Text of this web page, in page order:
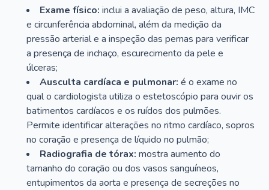
Exame físico: inclui a avaliação de peso, altura, IMC
e circunferência abdominal, além da medição da
pressão arterial e a inspeção das pernas para verificar
a presença de inchaço, escurecimento da pele e
úlceras;
Ausculta cardíaca e pulmonar: é o exame no
qual o cardiologista utiliza o estetoscópio para ouvir os
batimentos cardíacos e os ruídos dos pulmões.
Permite identificar alterações no ritmo cardíaco, sopros
no coração e presença de líquido no pulmão;
Radiografia de tórax: mostra aumento do
tamanho do coração ou dos vasos sanguíneos,
entupimentos da aorta e presença de secreções no